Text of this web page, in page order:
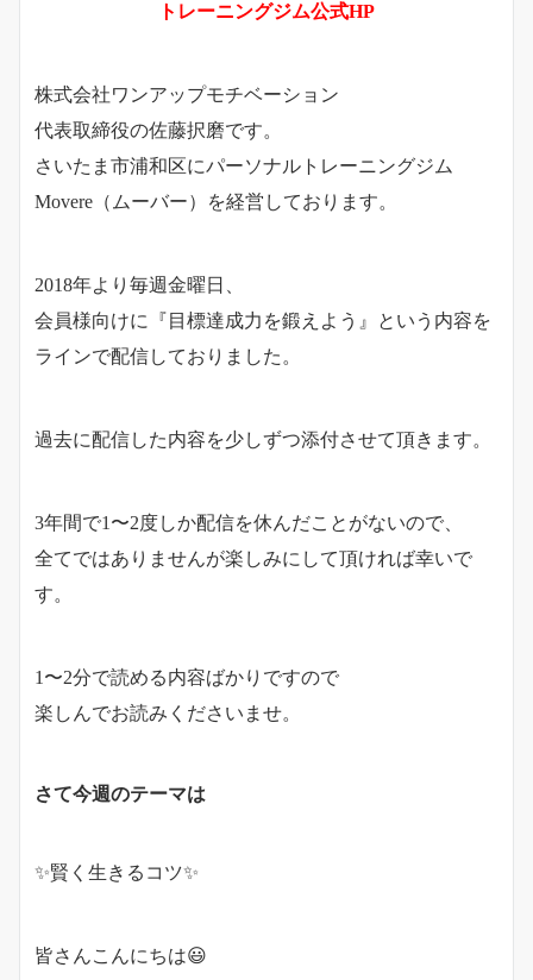
トレーニングジム公式HP
株式会社ワンアップモチベーション
代表取締役の佐藤択磨です。
さいたま市浦和区にパーソナルトレーニングジム
Movere（ムーバー）を経営しております。
2018年より毎週金曜日、
会員様向けに『目標達成力を鍛えよう』という内容を
ラインで配信しておりました。
過去に配信した内容を少しずつ添付させて頂きます。
3年間で1〜2度しか配信を休んだことがないので、
全てではありませんが楽しみにして頂ければ幸いで
す。
1〜2分で読める内容ばかりですので
楽しんでお読みくださいませ。
さて今週のテーマは
✨賢く生きるコツ✨
皆さんこんにちは😃